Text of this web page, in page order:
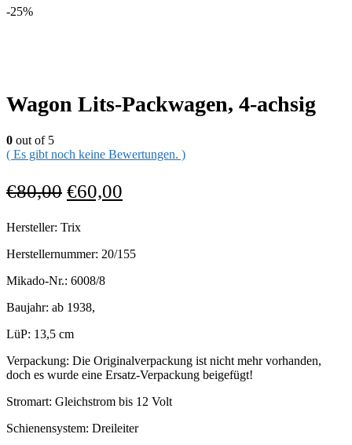
-25%
Wagon Lits-Packwagen, 4-achsig
0 out of 5
( Es gibt noch keine Bewertungen. )
€80,00 €60,00
Hersteller: Trix
Herstellernummer: 20/155
Mikado-Nr.: 6008/8
Baujahr: ab 1938,
LüP: 13,5 cm
Verpackung: Die Originalverpackung ist nicht mehr vorhanden,
doch es wurde eine Ersatz-Verpackung beigefügt!
Stromart: Gleichstrom bis 12 Volt
Schienensystem: Dreileiter